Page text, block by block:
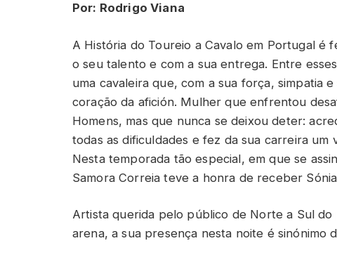
Por: Rodrigo Viana
A História do Toureio a Cavalo em Portugal é
o seu talento e com a sua entrega. Entre
uma cavaleira que, com a sua força, simpatia
coração da afición. Mulher que enfrentou
Homens, mas que nunca se deixou deter:
todas as dificuldades e fez da sua carreira
Nesta temporada tão especial, em que se
Samora Correia teve a honra de receber
Artista querida pelo público de Norte a Sul
arena, a sua presença nesta noite é sinónimo